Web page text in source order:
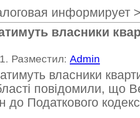
информирует
власники
Разместил: Admin
повідомили, що
до Податкового